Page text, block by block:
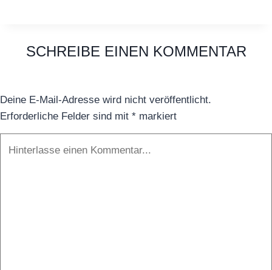
SCHREIBE EINEN KOMMENTAR
Deine E-Mail-Adresse wird nicht veröffentlicht.
Erforderliche Felder sind mit * markiert